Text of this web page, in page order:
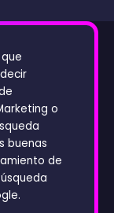
o
buenas
de